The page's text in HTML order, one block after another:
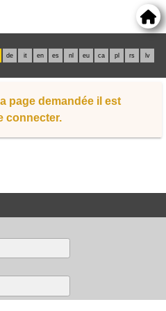
de it en es nl eu ca pl rs lv
page demandée il est
connecter.